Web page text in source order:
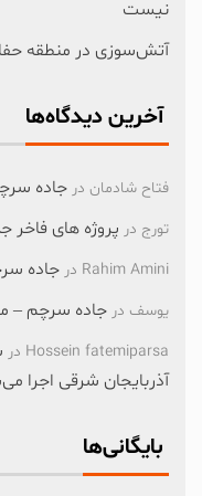
نیست
آتش‌سوزی در منطقه
آخرین دیدگاه‌ها
فتاح شادمان در جاده
تورج در پروژه های فاخر
Rahim Amini در جاده
یوسف در جاده سرچم –
Hossein fatemiparsa در
آذربایجان شرقی اجرا
بایگانی‌ها